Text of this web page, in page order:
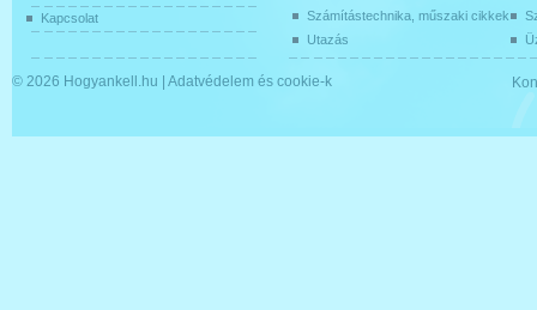
Számítástechnika, műszaki cikkek
Utazás
Kapcsolat
© 2026 Hogyankell.hu | Adatvédelem és cookie-k